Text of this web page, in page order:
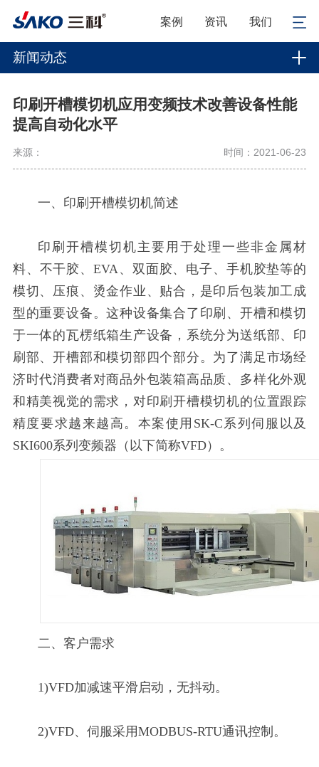
案例 资讯 我们
新闻动态
印刷开槽模切机应用变频技术改善设备性能
提高自动化水平
来源： 时间：2021-06-23
一、印刷开槽模切机简述
印刷开槽模切机主要用于处理一些非金属材
料、不干胶、EVA、双面胶、电子、手机胶垫等的
模切、压痕、烫金作业、贴合，是印后包装加工成
型的重要设备。这种设备集合了印刷、开槽和模切
于一体的瓦楞纸箱生产设备，系统分为送纸部、印
刷部、开槽部和模切部四个部分。为了满足市场经
济时代消费者对商品外包装箱高品质、多样化外观
和精美视觉的需求，对印刷开槽模切机的位置跟踪
精度要求越来越高。本案使用SK-C系列伺服以及
SKI600系列变频器（以下简称VFD）。
二、客户需求
1)VFD加减速平滑启动，无抖动。
2)VFD、伺服采用MODBUS-RTU通讯控制。